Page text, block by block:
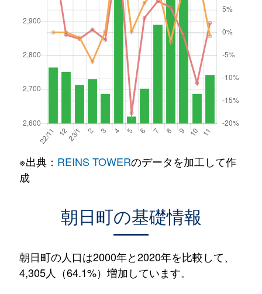
※出典： REINS TOWERのデータを加工して作
成
朝日町の基礎情報
朝日町の人口は2000年と2020年を比較して、
4,305人（64.1%）増加しています。